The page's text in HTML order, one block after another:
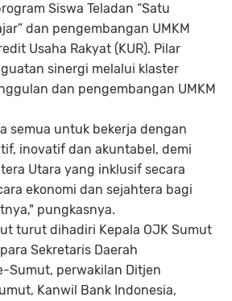
Siswa Teladan “Satu
dan pengembangan UMKM
Usaha Rakyat (KUR). Pilar
sinergi melalui klaster
dan pengembangan UMKM
semua untuk bekerja dengan
inovatif dan akuntabel, demi
Utara yang inklusif secara
ekonomi dan sejahtera bagi
pungkasnya.
turut dihadiri Kepala OJK Sumut
Sekretaris Daerah
Sumut, perwakilan Ditjen
Kanwil Bank Indonesia,